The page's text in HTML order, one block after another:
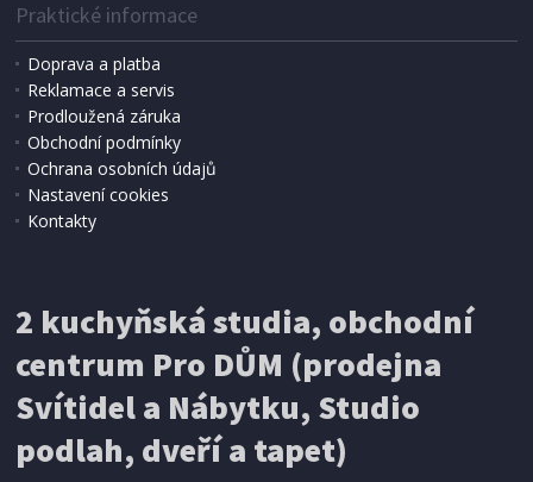
199 Kč Přidat do košíku
SÍŤ PROTI HMYZU
ProGarden KO-CY5910600 Síť proti hmyzu do
dveří magnetická 210 x 100 cm
Praktické informace
Doprava a platba
Reklamace a servis
Prodloužená záruka
Obchodní podmínky
Ochrana osobních údajů
Nastavení cookies
Kontakty
2 kuchyňská studia, obchodní
centrum Pro DŮM (prodejna
Svítidel a Nábytku, Studio
podlah, dveří a tapet)